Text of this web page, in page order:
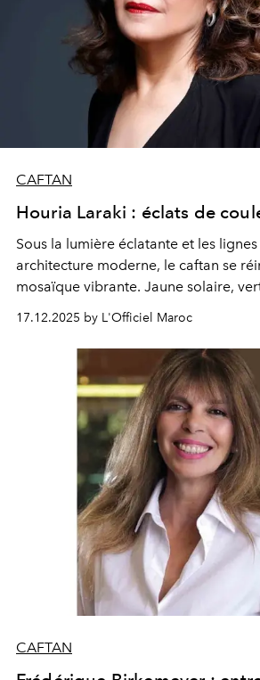
CAFTAN
Houria Laraki : éclats de
Sous la lumière éclatante et les
architecture moderne, le caftan se
mosaïque vibrante. Jaune solaire,
royal ou bleu azur, chaque couleur
jouant avec les perspectives, les
l’extérieur. Entre élégance
contemporaine, ces silhouettes
color block, où tradition et modernité
pleine lumière.
17.12.2025 by L'Officiel Maroc
CAFTAN